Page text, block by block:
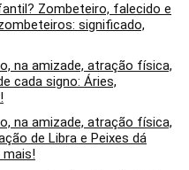
Zombeteiro, falecido e
significado,
na amizade, atração física,
cada signo: Áries,
na amizade, atração física,
de Libra e Peixes dá
mais!